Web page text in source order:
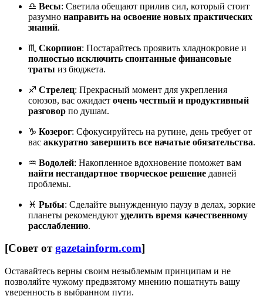
♎ Весы: Светила обещают прилив сил, который стоит
разумно направить на освоение новых практических
знаний.
♏ Скорпион: Постарайтесь проявить хладнокровие и
полностью исключить спонтанные финансовые
траты из бюджета.
♐ Стрелец: Прекрасный момент для укрепления
союзов, вас ожидает очень честный и продуктивный
разговор по душам.
♑ Козерог: Сфокусируйтесь на рутине, день требует от
вас аккуратно завершить все начатые обязательства.
♒ Водолей: Накопленное вдохновение поможет вам
найти нестандартное творческое решение давней
проблемы.
♓ Рыбы: Сделайте вынужденную паузу в делах, зоркие
планеты рекомендуют уделить время качественному
расслаблению.
[Совет отgazetainform.com]
Оставайтесь верны своим незыблемым принципам и не
позволяйте чужому предвзятому мнению пошатнуть вашу
уверенность в выбранном пути.